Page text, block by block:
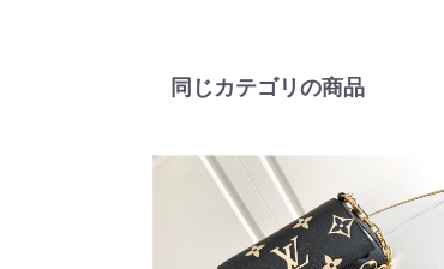
同じカテゴリの商品